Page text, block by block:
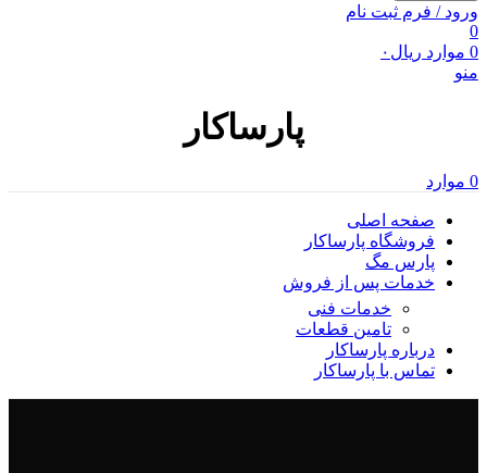
ورود / فرم ثبت نام
0
0 موارد ریال ۰
منو
پارساکار
0 موارد
صفحه اصلی
فروشگاه پارساکار
پارس مگ
خدمات پس از فروش
خدمات فنی
تامین قطعات
درباره پارساکار
تماس با پارساکار